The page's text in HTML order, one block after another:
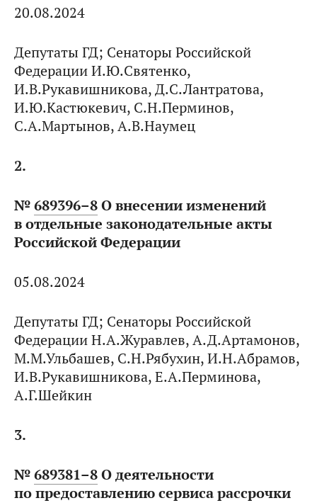
20.08.2024
Депутаты ГД; Сенаторы Российской
Федерации И.Ю.Святенко,
И.В.Рукавишникова, Д.С.Лантратова,
И.Ю.Кастюкевич, С.Н.Перминов,
С.А.Мартынов, А.В.Наумец
2.
№689396–8О внесении изменений
в отдельные законодательные акты
Российской Федерации
05.08.2024
Депутаты ГД; Сенаторы Российской
Федерации Н.А.Журавлев, А.Д.Артамонов,
М.М.Ульбашев, С.Н.Рябухин, И.Н.Абрамов,
И.В.Рукавишникова, Е.А.Перминова,
А.Г.Шейкин
3.
№689381–8О деятельности
по предоставлению сервиса рассрочки